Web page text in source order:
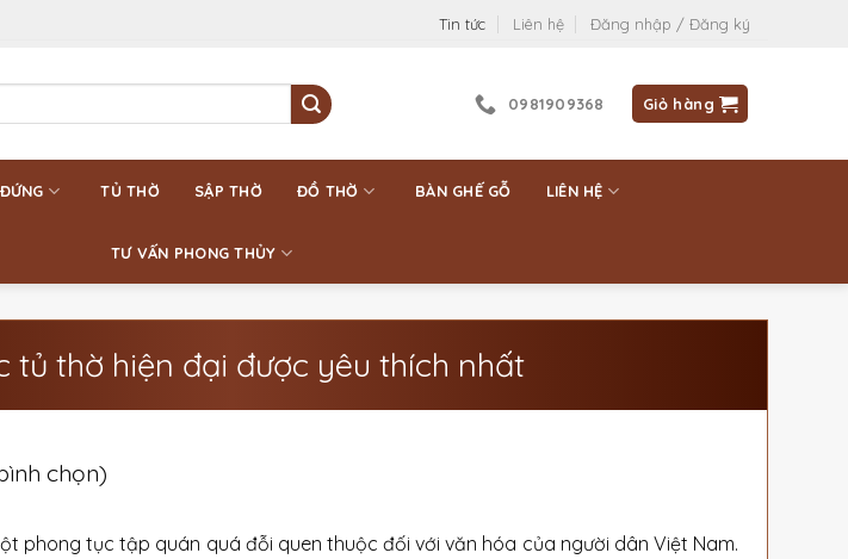
Tin tức Liên hệ Đăng nhập / Đăng ký
0981909368 Giỏ hàng
TỦ THỜ SẬP THỜ ĐỒ THỜ BÀN GHẾ GỖ LIÊN HỆ
TƯ VẤN PHONG THỦY
tủ thờ hiện đại được yêu thích nhất
chọn)
phong tục tập quán quá đỗi quen thuộc đối với văn hóa của người dân Việt Nam.